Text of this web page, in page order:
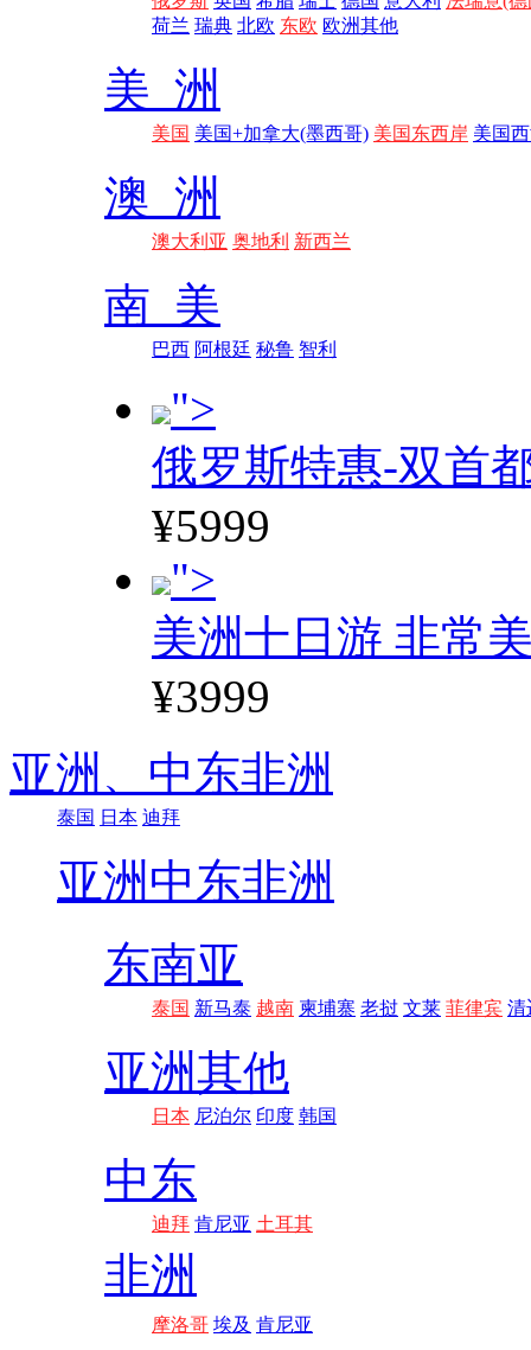
荷兰 瑞典 北欧 东欧 欧洲其他
美 洲
美国 美国+加拿大(墨西哥) 美国东西岸 美国
澳 洲
澳大利亚 奥地利 新西兰
南 美
巴西 阿根廷 秘鲁 智利
">
俄罗斯特惠-双首
¥5999
">
美洲十日游 非常
¥3999
亚洲、 中东非洲
泰国 日本 迪拜
亚洲 中东非洲
东南亚
泰国 新马泰 越南 柬埔寨 老挝 文莱 菲律宾 清
亚洲其他
日本 尼泊尔 印度 韩国
中东
迪拜 肯尼亚 土耳其
非洲
摩洛哥 埃及 肯尼亚